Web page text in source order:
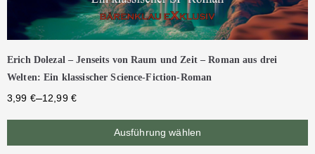
Erich Dolezal – Jenseits von Raum und Zeit – Roman aus drei
Welten: Ein klassischer Science-Fiction-Roman
3,99 €–12,99 €
Ausführung wählen